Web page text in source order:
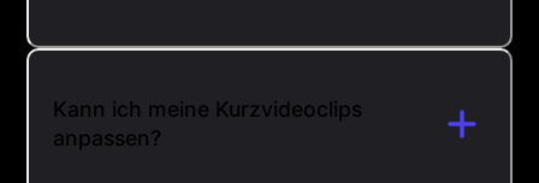
Kann ich meine Kurzvideoclips
anpassen?